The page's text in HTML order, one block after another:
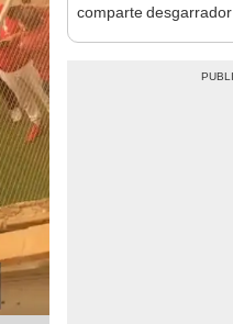
comparte desgarrador